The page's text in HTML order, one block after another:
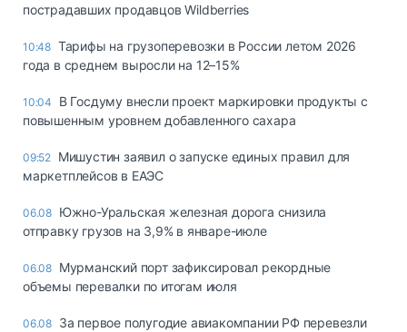
пострадавших продавцов Wildberries
10:48 Тарифы на грузоперевозки в России летом 2026
года в среднем выросли на 12–15%
10:04
В Госдуму внесли проект маркировки продукты с
повышенным уровнем добавленного сахара
09:52 Мишустин заявил о запуске единых правил для
маркетплейсов в ЕАЭС
06.08 Южно-Уральская железная дорога снизила
отправку грузов на 3,9% в январе-июле
06.08 Мурманский порт зафиксировал рекордные
объемы перевалки по итогам июля
06.08 За первое полугодие авиакомпании РФ перевезли